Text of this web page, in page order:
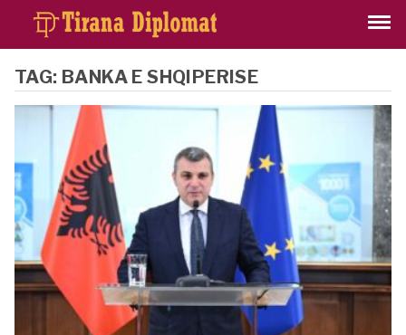
TAG: BANKA E SHQIPERISE